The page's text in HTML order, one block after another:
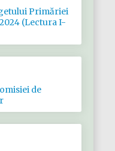
Primăriei
(Lectura I-
de